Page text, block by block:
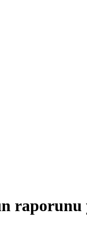
raporunu